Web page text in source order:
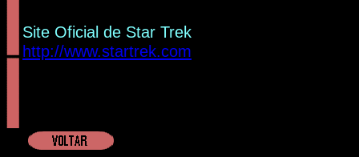
Site Oficial de Star Trek
http://www.startrek.com